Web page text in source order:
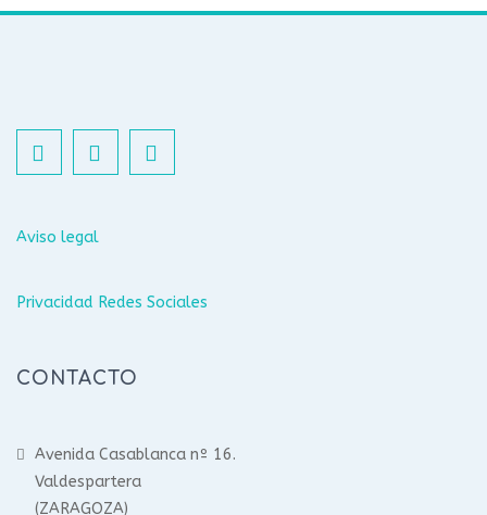
Aviso legal
Privacidad Redes Sociales
CONTACTO
Avenida Casablanca nº 16.
Valdespartera
(ZARAGOZA)